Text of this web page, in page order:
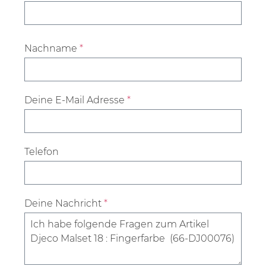
Nachname *
Deine E-Mail Adresse *
Telefon
Deine Nachricht *